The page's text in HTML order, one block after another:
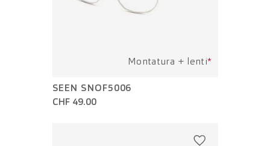
Montatura + lenti*
SEEN SNOF5006
CHF 49.00